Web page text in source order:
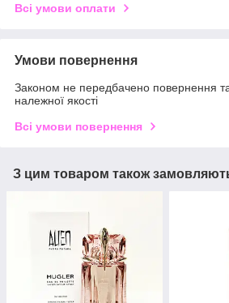
Всі умови оплати
Умови повернення
Законом не передбачено повернення
належної якості
Всі умови повернення
З цим товаром також